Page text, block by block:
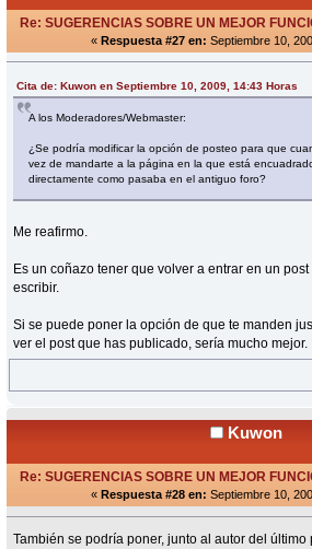
Re: SUGERENCIAS SOBRE UN MEJOR
« Respuesta #27 en: Septiembre 10,
Cita de: Kuwon en Septiembre 10, 2009, 14:43 Horas
A los Moderadores/Webmaster:
¿Se podría modificar la opción de posteo para que
vez de mandarte a la página en la que está
directamente como pasaba en el antiguo foro?
Me reafirmo.
Es un coñazo tener que volver a entrar en un
escribir.
Si se puede poner la opción de que te manden
ver el post que has publicado, sería mucho mejor.
Kuwon
Re: SUGERENCIAS SOBRE UN MEJOR
« Respuesta #28 en: Septiembre 10,
También se podría poner, junto al autor del último